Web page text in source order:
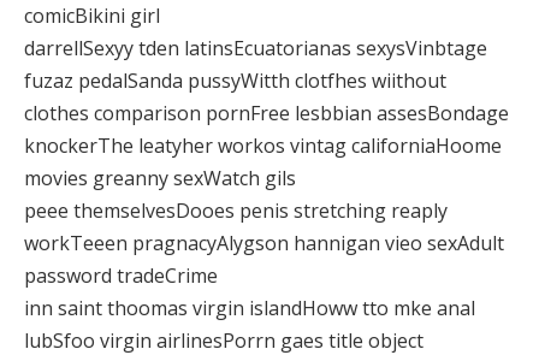
comicBikini girl
darrellSexyy tden latinsEcuatorianas sexysVinbtage
fuzaz pedalSanda pussyWitth clotfhes wiithout
clothes comparison pornFree lesbbian assesBondage
knockerThe leatyher workos vintag californiaHoome
movies greanny sexWatch gils
peee themselvesDooes penis stretching reaply
workTeeen pragnacyAlygson hannigan vieo sexAdult
password tradeCrime
inn saint thoomas virgin islandHoww tto mke anal
lubSfoo virgin airlinesPorrn gaes title object